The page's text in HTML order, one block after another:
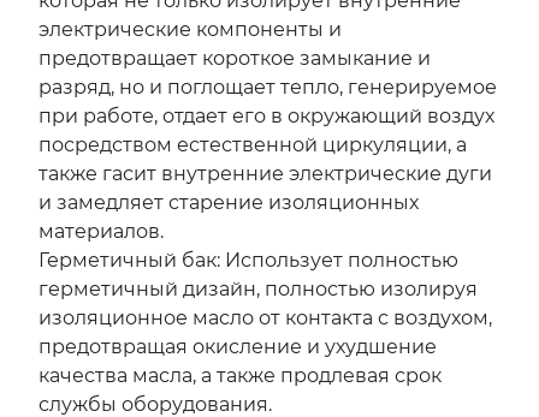
электрические компоненты и
предотвращает короткое замыкание и
разряд, но и поглощает тепло, генерируемое
при работе, отдает его в окружающий воздух
посредством естественной циркуляции, а
также гасит внутренние электрические дуги
и замедляет старение изоляционных
материалов.
Герметичный бак: Использует полностью
герметичный дизайн, полностью изолируя
изоляционное масло от контакта с воздухом,
предотвращая окисление и ухудшение
качества масла, а также продлевая срок
службы оборудования.